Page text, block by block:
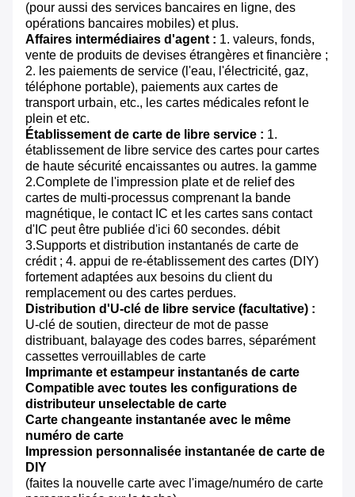
(pour aussi des services bancaires en ligne, des
opérations bancaires mobiles) et plus.
Affaires intermédiaires d'agent : 1. valeurs, fonds,
vente de produits de devises étrangères et financière ;
2. les paiements de service (l'eau, l'électricité, gaz,
téléphone portable), paiements aux cartes de
transport urbain, etc., les cartes médicales refont le
plein et etc.
Établissement de carte de libre service : 1.
établissement de libre service des cartes pour cartes
de haute sécurité encaissantes ou autres. la gamme
2.Complete de l'impression plate et de relief des
cartes de multi-processus comprenant la bande
magnétique, le contact IC et les cartes sans contact
d'IC peut être publiée d'ici 60 secondes. débit
3.Supports et distribution instantanés de carte de
crédit ; 4. appui de re-établissement des cartes (DIY)
fortement adaptées aux besoins du client du
remplacement ou des cartes perdues.
Distribution d'U-clé de libre service (facultative) :
U-clé de soutien, directeur de mot de passe
distribuant, balayage des codes barres, séparément
cassettes verrouillables de carte
Imprimante et estampeur instantanés de carte
Compatible avec toutes les configurations de
distributeur unselectable de carte
Carte changeante instantanée avec le même
numéro de carte
Impression personnalisée instantanée de carte de
DIY
(faites la nouvelle carte avec l'image/numéro de carte